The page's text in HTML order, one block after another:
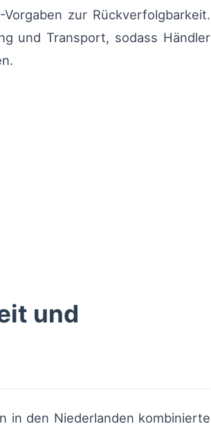
zur Rückverfolgbarkeit.
und Transport, sodass Händler
und
in den Niederlanden kombinierte